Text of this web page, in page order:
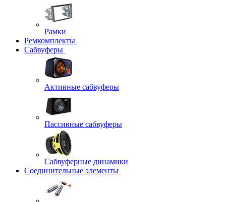
Рамки
Ремкомплекты
Сабвуферы
Активные сабвуферы
Пассивные сабвуферы
Сабвуферные динамики
Соединительные элементы